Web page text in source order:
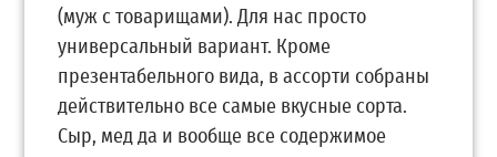
(муж с товарищами). Для нас просто
универсальный вариант. Кроме
презентабельного вида, в ассорти собраны
действительно все самые вкусные сорта.
Сыр, мед да и вообще все содержимое